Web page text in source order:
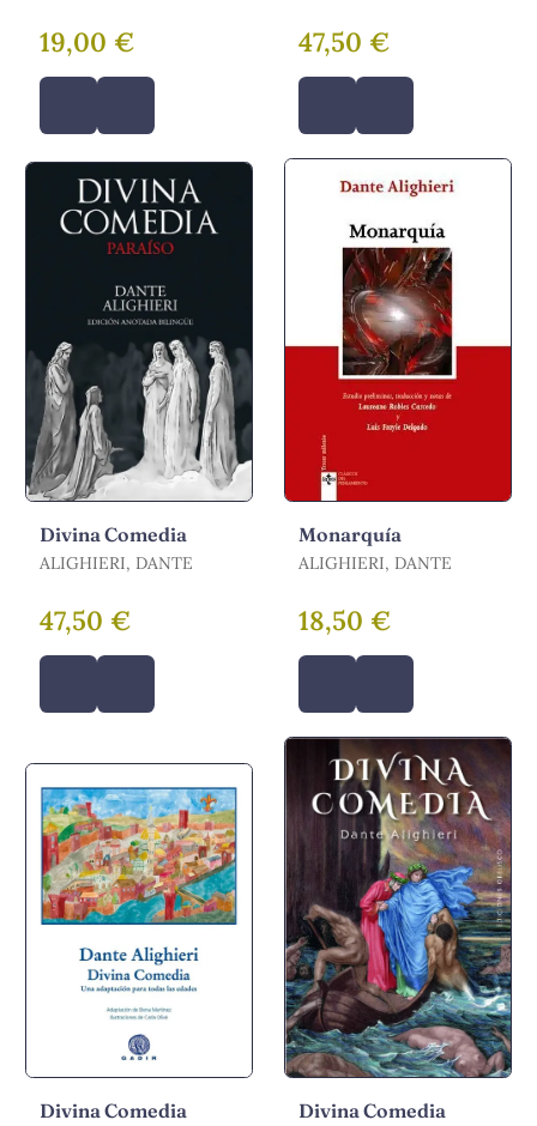
19,00 € 47,50 €
Divina Comedia
ALIGHIERI, DANTE
47,50 €
Monarquía
ALIGHIERI, DANTE
18,50 €
Divina Comedia Divina Comedia